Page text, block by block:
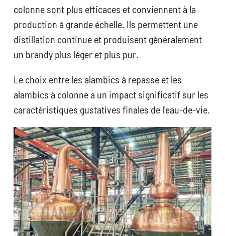
colonne sont plus efficaces et conviennent à la
production à grande échelle. Ils permettent une
distillation continue et produisent généralement
un brandy plus léger et plus pur.
Le choix entre les alambics à repasse et les
alambics à colonne a un impact significatif sur les
caractéristiques gustatives finales de l'eau-de-vie.